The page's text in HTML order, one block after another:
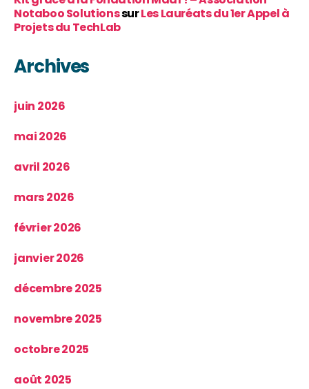
Notaboo SolutionssurLes Lauréats du 1er Appel à
Projets du TechLab
Archives
juin 2026
mai 2026
avril 2026
mars 2026
février 2026
janvier 2026
décembre 2025
novembre 2025
octobre 2025
août 2025